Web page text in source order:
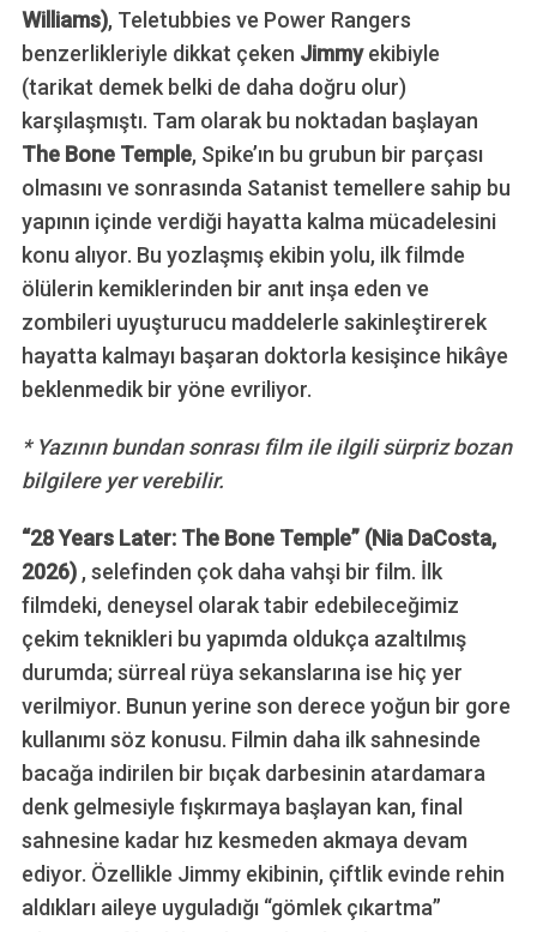
Williams), Teletubbies ve Power Rangers
benzerlikleriyle dikkat çeken Jimmyekibiyle
(tarikat demek belki de daha doğru olur)
karşılaşmıştı. Tam olarak bu noktadan başlayan
The Bone Temple, Spike’ın bu grubun bir parçası
olmasını ve sonrasında Satanist temellere sahip bu
yapının içinde verdiği hayatta kalma mücadelesini
konu alıyor. Bu yozlaşmış ekibin yolu, ilk filmde
ölülerin kemiklerinden bir anıt inşa eden ve
zombileri uyuşturucu maddelerle sakinleştirerek
hayatta kalmayı başaran doktorla kesişince hikâye
beklenmedik bir yöne evriliyor.
* Yazının bundan sonrası film ile ilgili sürpriz bozan
bilgilere yer verebilir.
“28 Years Later: The Bone Temple” (Nia DaCosta,
2026), selefinden çok daha vahşi bir film. İlk
filmdeki, deneysel olarak tabir edebileceğimiz
çekim teknikleri bu yapımda oldukça azaltılmış
durumda; sürreal rüya sekanslarına ise hiç yer
verilmiyor. Bunun yerine son derece yoğun bir gore
kullanımı söz konusu. Filmin daha ilk sahnesinde
bacağa indirilen bir bıçak darbesinin atardamara
denk gelmesiyle fışkırmaya başlayan kan, final
sahnesine kadar hız kesmeden akmaya devam
ediyor. Özellikle Jimmy ekibinin, çiftlik evinde rehin
aldıkları aileye uyguladığı “gömlek çıkartma”